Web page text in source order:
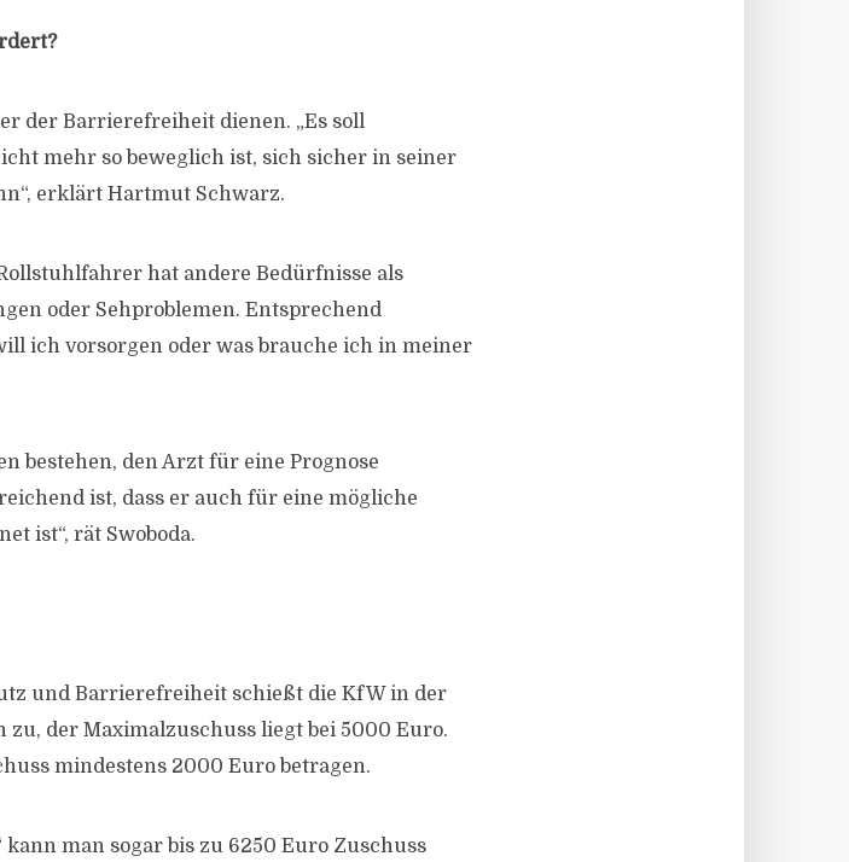
der Barrierefreiheit dienen. „Es soll
mehr so beweglich ist, sich sicher in seiner
erklärt Hartmut Schwarz.
hat andere Bedürfnisse als
oder Sehproblemen. Entsprechend
ich vorsorgen oder was brauche ich in meiner
bestehen, den Arzt für eine Prognose
ist, dass er auch für eine mögliche
ist“, rät Swoboda.
und Barrierefreiheit schießt die KfW in der
der Maximalzuschuss liegt bei 5000 Euro.
mindestens 2000 Euro betragen.
man sogar bis zu 6250 Euro Zuschuss